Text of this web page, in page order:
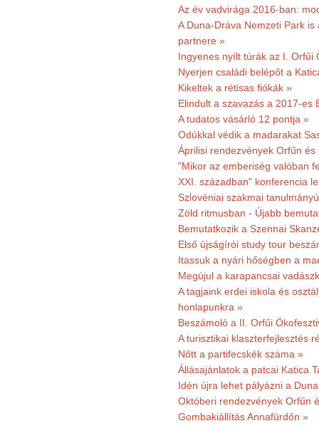
Az év vadvirága 2016-ban:
A Duna-Dráva Nemzeti Park
partnere »
Ingyenes nyílt túrák az I. Orfűi
Nyerjen családi belépőt a
Kikeltek a rétisas fiókák »
Elindult a szavazás a 2017-es
A tudatos vásárló 12 pontja »
Odúkkal védik a madarakat
Áprilisi rendezvények Orfűn és
"Mikor az emberiség valóban
XXI. században" konferencia
Szlovéniai szakmai
Zöld ritmusban - Újabb
Bemutatkozik a Szennai
Első újságírói study tour
Itassuk a nyári hőségben a
Megújul a karapancsai
A tagjaink erdei iskola és
honlapunkra »
Beszámoló a II. Orfűi
A turisztikai klaszterfejlesztés
Nőtt a partifecskék száma »
Állásajánlatok a patcai Katica
Idén újra lehet pályázni a
Októberi rendezvények Orfűn
Gombakiállítás Annafürdőn »